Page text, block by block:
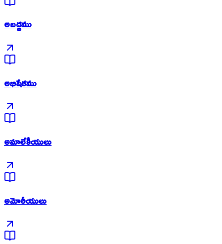
అబద్దము
అభిషేకము
అమాలేకీయులు
అమోరీయులు